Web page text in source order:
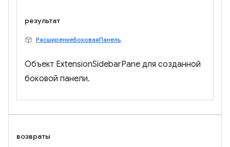
результат
РасширениеБоковаяПанель
Объект ExtensionSidebarPane для созданной
боковой панели.
возвраты